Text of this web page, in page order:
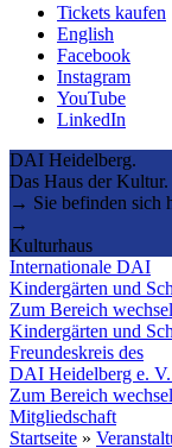
Tickets kaufen
English
Facebook
Instagram
YouTube
LinkedIn
DAI Heidelberg.
Das Haus der Kultur.
→ Sie befinden sich
→
Kulturhaus
Internationale DAI
Kindergärten und
Zum Bereich
Kindergärten und
Freundeskreis des
DAI Heidelberg e.
Zum Bereich
Mitgliedschaft
Startseite »